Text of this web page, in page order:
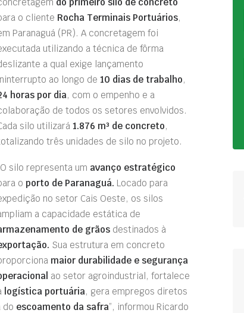
o cliente Rocha Terminais Portuários,
Paranaguá (PR). A concretagem foi
utilizando a técnica de fôrma
a qual exige lançamento
ao longo de 10 dias de trabalho,
horas por dia, com o empenho e a
de todos os setores envolvidos.
silo utilizará 1.876 m³ de concreto,
três unidades de silo no projeto.
silo representa um avanço estratégico
o porto de Paranaguá. Locado para
no setor Cais Oeste, os silos
a capacidade estática de
de grãos destinados à
Sua estrutura em concreto
maior durabilidade e segurança
ao setor agroindustrial, fortalece
logística portuária, gera empregos diretos
do escoamento da safra”, informou Ricardo